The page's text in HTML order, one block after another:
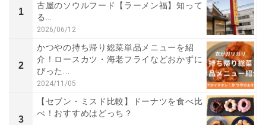
1
古屋のソウルフード【ラーメン福】知って
る...
2026/06/12
2
かつやの持ち帰り総菜単品メニューを紹
介！ロースカツ・海老フライなどおかずに
ぴった...
2024/11/05
3
【セブン・ミスド比較】ドーナツを食べ比
べ！おすすめはどっち？